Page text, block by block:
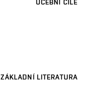
UČEBNÍ CÍLE
ZÁKLADNÍ LITERATURA